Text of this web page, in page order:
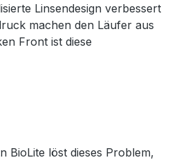
Linsendesign verbessert
machen den Läufer aus
Front ist diese
BioLite löst dieses Problem,